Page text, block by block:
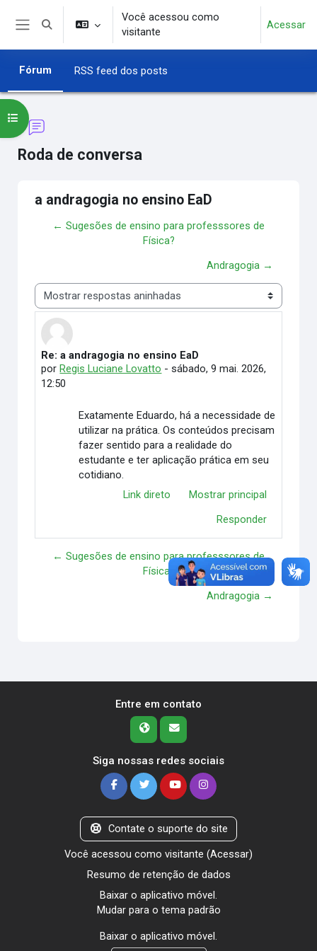
Ir para o conteúdo principal
Alternar entrada de pesquisa
Você acessou como
visitante
Acessar
Fórum RSS feed dos posts
Roda de conversa
Abrir índice do curso
a andragogia no ensino EaD
← Sugesões de ensino para professsores de
Física?
Andragogia →
Modo de visualização
Re: a andragogia no ensino EaD
por Regis Luciane Lovatto -sábado, 9 mai. 2026,
12:50
Número de respostas: 0
Exatamente Eduardo, há a necessidade de
utilizar na prática. Os conteúdos precisam
fazer sentido para a realidade do
estudante e ter aplicação prática em seu
cotidiano.
Link direto
Mostrar principal
Responder
← Sugesões de ensino para professsores de
Física?
Andragogia →
Entre em contato
Siga nossas redes sociais
Contate o suporte do site
Você acessou como visitante (Acessar)
Resumo de retenção de dados
Baixar o aplicativo móvel.
Mudar para o tema padrão
Baixar o aplicativo móvel.